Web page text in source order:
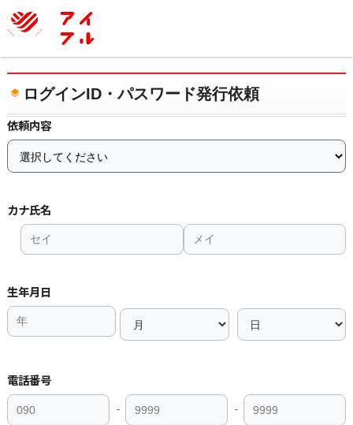
ログインID・パスワード発行依頼
依頼内容
カナ氏名
生年月日
電話番号
- -